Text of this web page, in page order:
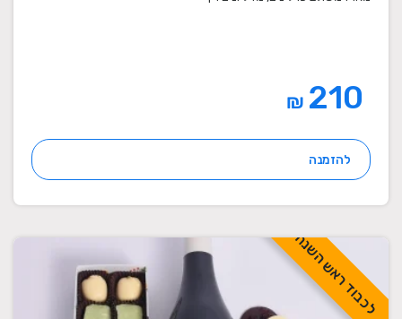
₪
להזמנה
לכבוד ראש השנה